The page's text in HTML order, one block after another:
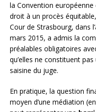
la Convention
droit à un procès
Cour de Strasbourg, dans
mars 2015, a admis la
préalables obligatoires
qu’elles ne constituent pas
saisine du juge.
En pratique, la question
moyen d’une médiation